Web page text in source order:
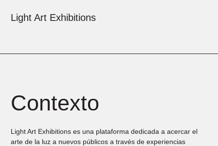
Light Art Exhibitions
Contexto
Light Art Exhibitions es una plataforma dedicada a acercar el
arte de la luz a nuevos públicos a través de experiencias